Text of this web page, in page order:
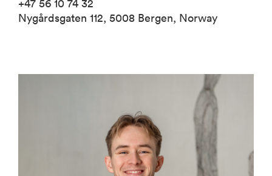
+47 56 10 74 32
Nygårdsgaten 112, 5008 Bergen, Norway